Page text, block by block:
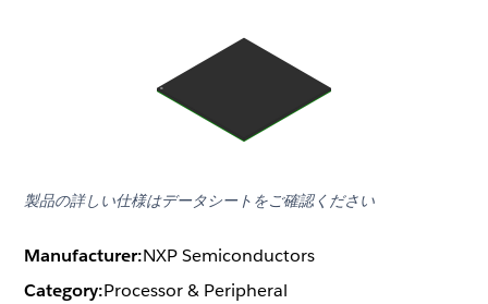
製品の詳しい仕様はデータシートをご確認ください
Manufacturer:NXP Semiconductors
Category:Processor & Peripheral